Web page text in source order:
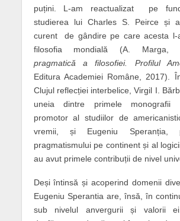
puțini. L-am reactualizat pe
studierea lui Charles S. Peirce și a
curent de gândire pe care acesta l-
filosofia mondială (A. Marga,
pragmatică a filosofiei. Profilul
Editura Academiei Române, 2017).
Clujul reflecției interbelice, Virgil I.
uneia dintre primele monografii
promotor al studiilor de
vremii, și Eugeniu Speranția,
pragmatismului pe continent și al
au avut primele contribuții de nivel
Deși întinsă și acoperind domenii
Eugeniu Sperantia are, însă, în
sub nivelul anvergurii și valorii